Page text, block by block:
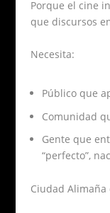
Porque el cine
que discursos
Necesita:
Público que
Comunidad
Gente que
“perfecto”,
Ciudad Alimaña